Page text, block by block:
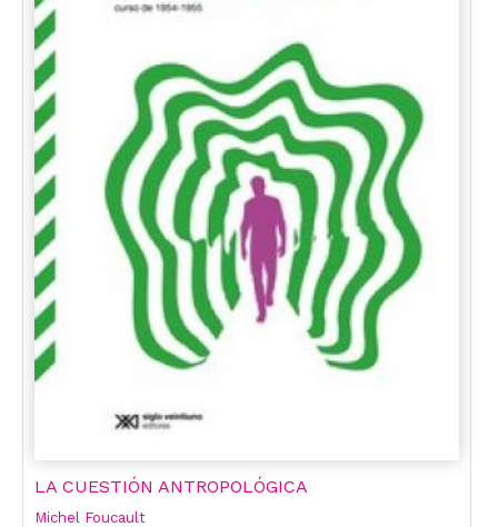
LA CUESTIÓN ANTROPOLÓGICA
Michel Foucault